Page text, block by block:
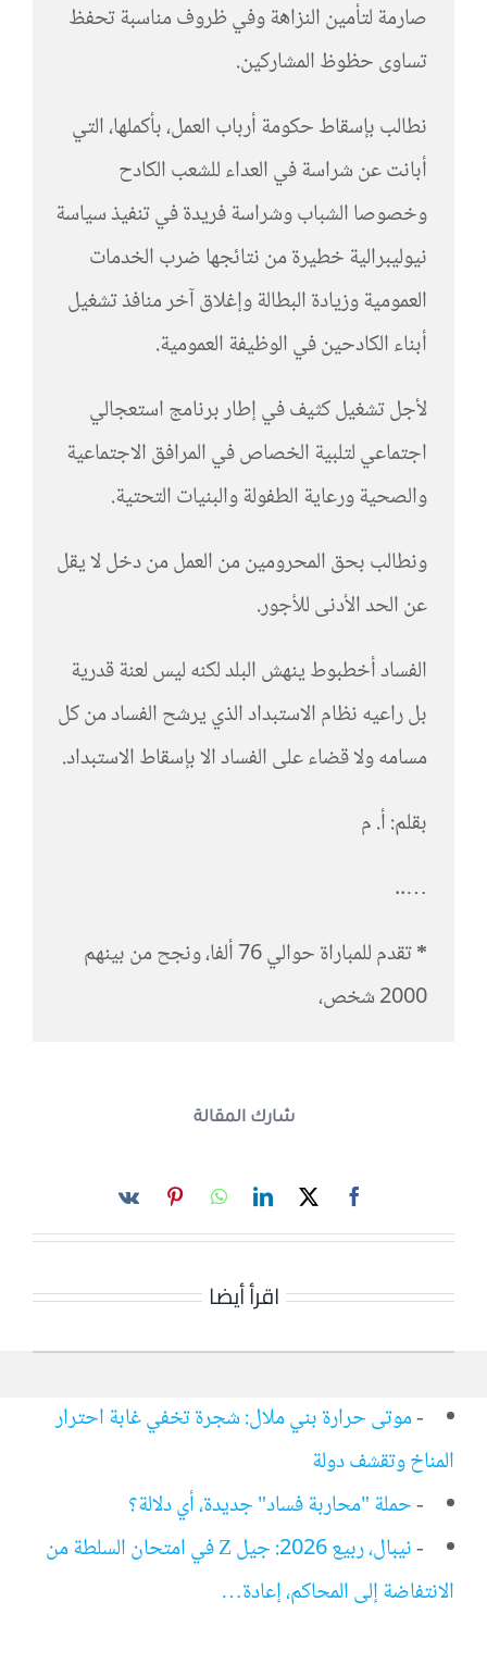
صارمة لتأمين النزاهة وفي ظروف مناسبة تحفظ
تساوى حظوظ المشاركين.
نطالب بإسقاط حكومة أرباب العمل، بأكملها، التي
أبانت عن شراسة في العداء للشعب الكادح
وخصوصا الشباب وشراسة فريدة في تنفيذ سياسة
نيوليبرالية خطيرة من نتائجها ضرب الخدمات
العمومية وزيادة البطالة وإغلاق آخر منافذ تشغيل
أبناء الكادحين في الوظيفة العمومية.
لأجل تشغيل كثيف في إطار برنامج استعجالي
اجتماعي لتلبية الخصاص في المرافق الاجتماعية
والصحية ورعاية الطفولة والبنيات التحتية.
ونطالب بحق المحرومين من العمل من دخل لا يقل
عن الحد الأدنى للأجور.
الفساد أخطبوط ينهش البلد لكنه ليس لعنة قدرية
بل راعيه نظام الاستبداد الذي يرشح الفساد من كل
مسامه ولا قضاء على الفساد الا بإسقاط الاستبداد.
بقلم: أ. م
…..
*
تقدم للمباراة حوالي 76 ألفا، ونجح من بينهم
2000 شخص،
شارك المقالة
اقرأ أيضا
-موتى حرارة بني ملال: شجرة تخفي غابة احترار
المناخ وتقشف دولة
-حملة "محاربة فساد" جديدة، أي دلالة؟
-
نيبال، ربيع 2026: جيل Z في امتحان السلطة من
الانتفاضة إلى المحاكم، إعادة…